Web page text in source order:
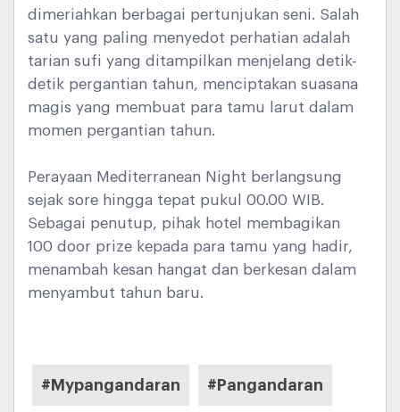
dimeriahkan berbagai pertunjukan seni. Salah
satu yang paling menyedot perhatian adalah
tarian sufi yang ditampilkan menjelang detik-
detik pergantian tahun, menciptakan suasana
magis yang membuat para tamu larut dalam
momen pergantian tahun.
Perayaan Mediterranean Night berlangsung
sejak sore hingga tepat pukul 00.00 WIB.
Sebagai penutup, pihak hotel membagikan
100 door prize kepada para tamu yang hadir,
menambah kesan hangat dan berkesan dalam
menyambut tahun baru.
#Mypangandaran #Pangandaran